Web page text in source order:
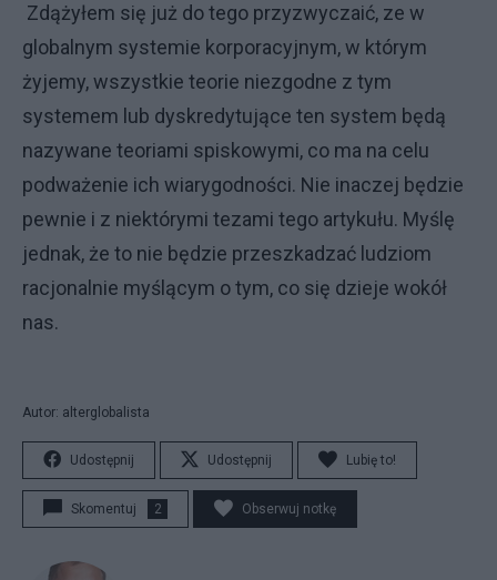
Zdążyłem się już do tego przyzwyczaić, ze w
globalnym systemie korporacyjnym, w którym
żyjemy, wszystkie teorie niezgodne z tym
systemem lub dyskredytujące ten system będą
nazywane teoriami spiskowymi, co ma na celu
podważenie ich wiarygodności. Nie inaczej będzie
pewnie i z niektórymi tezami tego artykułu. Myślę
jednak, że to nie będzie przeszkadzać ludziom
racjonalnie myślącym o tym, co się dzieje wokół
nas.
Autor: alterglobalista
Udostępnij Udostępnij Lubię to!
Skomentuj 2 Obserwuj notkę